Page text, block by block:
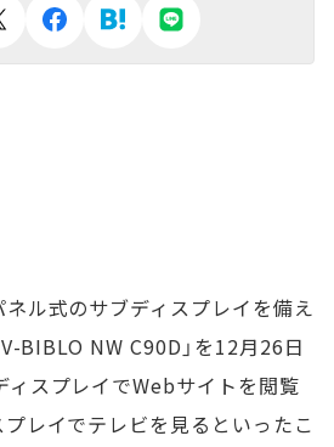
ル式のサブディスプレイを備え
BIBLO NW C90D」を12月26日
ィスプレイでWebサイトを閲覧
プレイでテレビを見るといったこ